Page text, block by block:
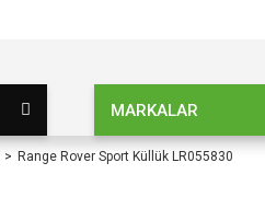
MARKALAR
Range Rover Sport Küllük LR055830